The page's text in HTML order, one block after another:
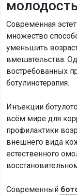
Современная
множество
уменьшить
вмешательства.
востребованных
ботулинотерапия.
Инъекции
всём мире для
профилактики
внешнего вида
естественного
Современный